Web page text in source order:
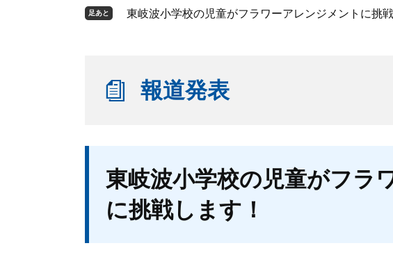
ス
足あと 東岐波小学校の児童がフラワーアレンジメントに挑戦
報道発表
東岐波小学校の児童がフラ
に挑戦します！